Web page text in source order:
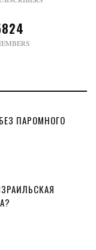
ПАРОМНОГО